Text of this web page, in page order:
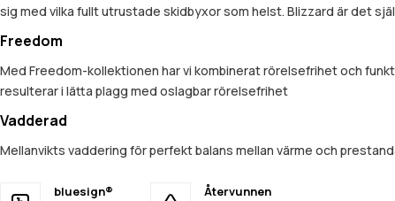
sig med vilka fullt utrustade skidbyxor som helst. Blizzard är det
Freedom
Med Freedom-kollektionen har vi kombinerat rörelsefrihet och
resulterar i lätta plagg med oslagbar rörelsefrihet
Vadderad
Mellanvikts vaddering för perfekt balans mellan värme och
bluesign®
Återvunnen